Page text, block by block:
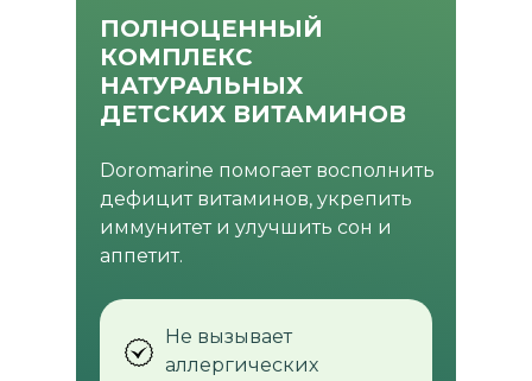
ПОЛНОЦЕННЫЙ
КОМПЛЕКС
НАТУРАЛЬНЫХ
ДЕТСКИХ ВИТАМИНОВ
Не вызывает
аллергических
Doromarine помогает восполнить
дефицит витаминов, укрепить
иммунитет и улучшить сон и
аппетит.